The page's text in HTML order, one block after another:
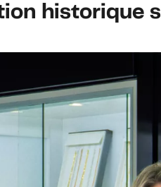
historique